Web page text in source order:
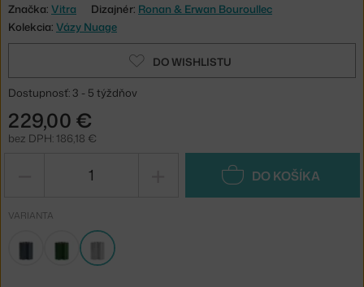
Značka: Vitra Dizajnér: Ronan & Erwan Bouroullec
Kolekcia: Vázy Nuage
DO WISHLISTU
Dostupnosť: 3 - 5 týždňov
229,00 €
bez DPH: 186,18 €
DO KOŠÍKA
VARIANTA